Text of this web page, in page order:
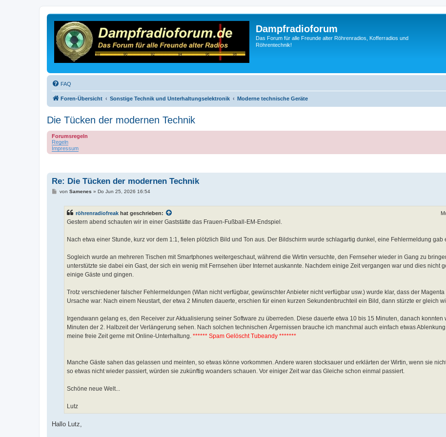
Dampfradioforum
Das Forum für alle Freunde alter Röhrenradios, Kofferradios und
Röhrentechnik!
FAQ
Foren-Übersicht Sonstige Technik und Unterhaltungselektronik Moderne technische Geräte
Die Tücken der modernen Technik
Forumsregeln
Regeln
Impressum
Re: Die Tücken der modernen Technik
Bvon Samenes » Do Jun 25, 2026 16:54
röhrenradiofreak hat geschrieben:
Gestern abend schauten wir in einer Gaststätte das Frauen-Fußball-EM-Endspiel.
Nach etwa einer Stunde, kurz vor dem 1:1, fielen plötzlich Bild und Ton aus. Der Bildschirm wurde schlagartig dunkel, eine Fehlermeldung gab
Sogleich wurde an mehreren Tischen mit Smartphones weitergeschaut, während die Wirtin versuchte, den Fernseher wieder in Gang zu
unterstützte sie dabei ein Gast, der sich ein wenig mit Fernsehen über Internet auskannte. Nachdem einige Zeit vergangen war und dies nicht
einige Gäste und gingen.
Trotz verschiedener falscher Fehlermeldungen (Wlan nicht verfügbar, gewünschter Anbieter nicht verfügbar usw.) wurde klar, dass der Magenta
Ursache war: Nach einem Neustart, der etwa 2 Minuten dauerte, erschien für einen kurzen Sekundenbruchteil ein Bild, dann stürzte er gleich
Irgendwann gelang es, den Receiver zur Aktualisierung seiner Software zu überreden. Diese dauerte etwa 10 bis 15 Minuten, danach konnten
Minuten der 2. Halbzeit der Verlängerung sehen. Nach solchen technischen Ärgernissen brauche ich manchmal auch einfach etwas
meine freie Zeit gerne mit Online-Unterhaltung. ****** Spam Gelöscht Tubeandy *******
Manche Gäste sahen das gelassen und meinten, so etwas könne vorkommen. Andere waren stocksauer und erklärten der Wirtin, wenn sie
so etwas nicht wieder passiert, würden sie zukünftig woanders schauen. Vor einiger Zeit war das Gleiche schon einmal passiert.
Schöne neue Welt...
Lutz
Hallo Lutz,